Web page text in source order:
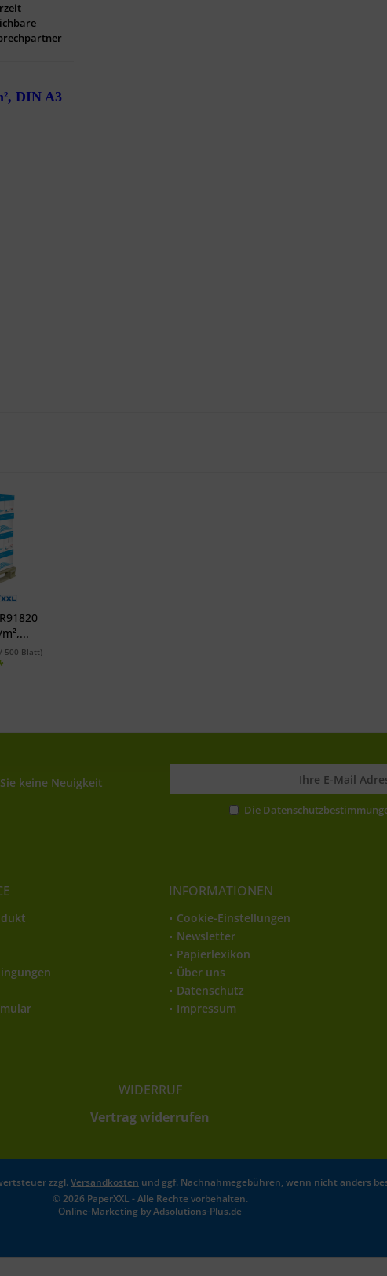
DIN A3
500 Blatt)
keine Neuigkeit
Die
INFORMATIONEN
Cookie-Einstellungen
Newsletter
Papierlexikon
Über uns
Datenschutz
Impressum
WIDERRUF
Vertrag widerrufen
zzgl.Versandkosten und ggf. Nachnahmegebühren, wenn nicht anders
© 2026 PaperXXL - Alle Rechte vorbehalten.
Online-Marketing byAdsolutions-Plus.de